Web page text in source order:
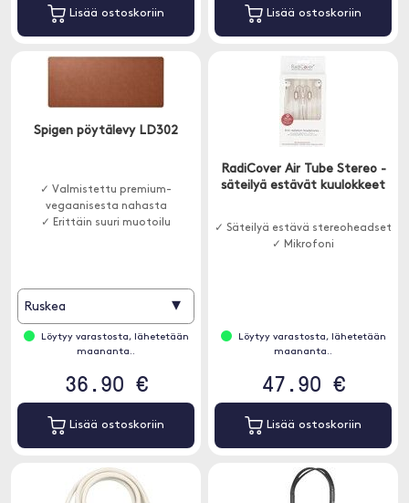
Lisää ostoskoriin Lisää ostoskoriin
Spigen pöytälevy LD302
✓ Valmistettu premium-
vegaanisesta nahasta
✓ Erittäin suuri muotoilu
Ruskea ▾
Löytyy varastosta, lähetetään
maananta..
36.90 €
Lisää ostoskoriin
RadiCover Air Tube Stereo -
säteilyä estävät kuulokkeet
✓ Säteilyä estävä stereoheadset
✓ Mikrofoni
Löytyy varastosta, lähetetään
maananta..
47.90 €
Lisää ostoskoriin